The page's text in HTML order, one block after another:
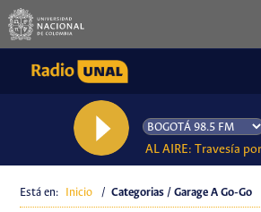
AL AIRE: Travesía
Está en: Inicio / Categorias / Garage A Go-Go